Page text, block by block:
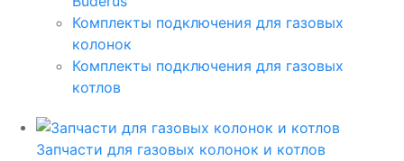
Комплекты подключения для газовых
колонок
Комплекты подключения для газовых
котлов
Запчасти для газовых колонок и котлов